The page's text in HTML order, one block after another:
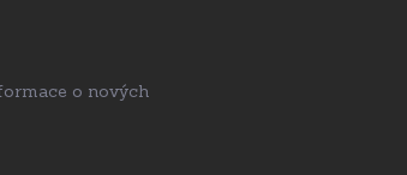
o nových